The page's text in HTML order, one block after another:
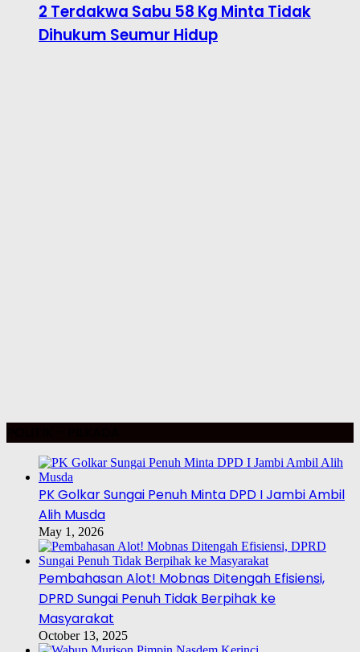
2 Terdakwa Sabu 58 Kg Minta Tidak
Dihukum Seumur Hidup
PK Golkar Sungai Penuh Minta DPD I Jambi Ambil
Alih Musda
May 1, 2026
Pembahasan Alot! Mobnas Ditengah Efisiensi,
DPRD Sungai Penuh Tidak Berpihak ke
Masyarakat
October 13, 2025